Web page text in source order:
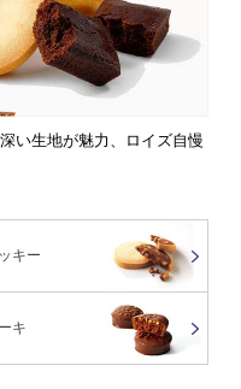
い生地が魅力、ロイズ自慢
キー
キ